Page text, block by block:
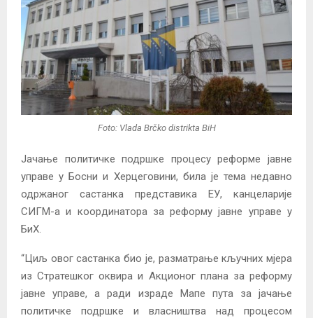
Foto: Vlada Brčko distrikta BiH
Јачање политичке подршке процесу реформе јавне
управе у Босни и Херцеговини, била је тема недавно
одржаног састанка представика ЕУ, канцеларије
СИГМ-а и координатора за реформу јaвне управе у
БиХ.
“Циљ овог састанка био је, разматрање кључних мјера
из Стратешког оквира и Акционог плана за реформу
јавне управе, а ради израде Мапе пута за јачање
политичке подршке и власништва над процесом